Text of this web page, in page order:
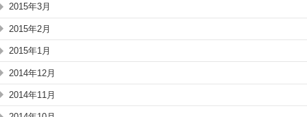
2015年3月
2015年2月
2015年1月
2014年12月
2014年11月